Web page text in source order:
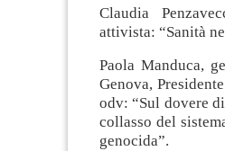
Claudia
attivista: “Sanità
Paola Manduca,
Genova,
odv: “Sul dovere
collasso del
genocida”.